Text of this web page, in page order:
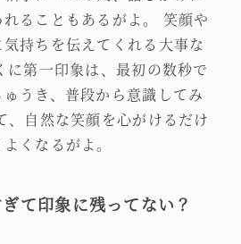
ることもあるがよ。 笑顔や
持ちを伝えてくれる大事な
に第一印象は、最初の数秒で
うき、普段から意識してみ
、自然な笑顔を心がけるだけ
くなるがよ。
て印象に残ってない？